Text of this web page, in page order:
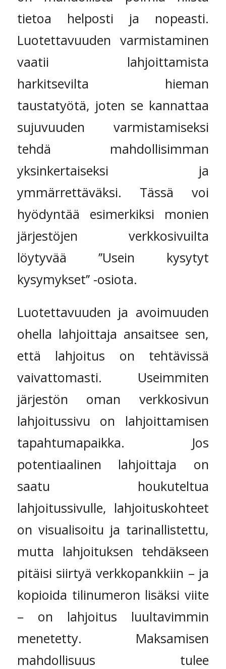
tietoa helposti ja nopeasti.
Luotettavuuden varmistaminen
vaatii lahjoittamista
harkitsevilta hieman
taustatyötä, joten se kannattaa
sujuvuuden varmistamiseksi
tehdä mahdollisimman
yksinkertaiseksi ja
ymmärrettäväksi. Tässä voi
hyödyntää esimerkiksi monien
järjestöjen verkkosivuilta
löytyvää ’’Usein kysytyt
kysymykset’’ -osiota.
Luotettavuuden ja avoimuuden
ohella lahjoittaja ansaitsee sen,
että lahjoitus on tehtävissä
vaivattomasti. Useimmiten
järjestön oman verkkosivun
lahjoitussivu on lahjoittamisen
tapahtumapaikka. Jos
potentiaalinen lahjoittaja on
saatu houkuteltua
lahjoitussivulle, lahjoituskohteet
on visualisoitu ja tarinallistettu,
mutta lahjoituksen tehdäkseen
pitäisi siirtyä verkkopankkiin – ja
kopioida tilinumeron lisäksi viite
– on lahjoitus luultavimmin
menetetty. Maksamisen
mahdollisuus tulee